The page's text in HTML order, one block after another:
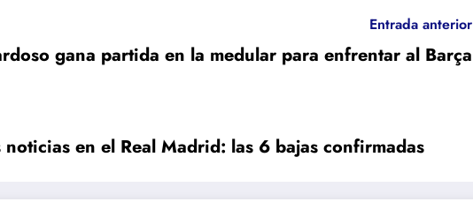
Entrada anterior
gana partida en la medular para enfrentar al Barça
noticias en el Real Madrid: las 6 bajas confirmadas